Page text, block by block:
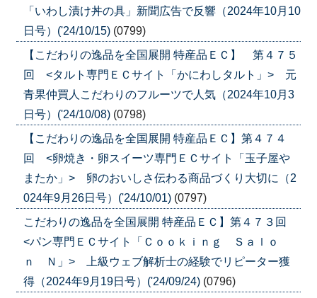
「いわし漬け丼の具」新聞広告で反響（2024年10月10
日号）('24/10/15) (0799)
【こだわりの逸品を全国展開 特産品ＥＣ】 第４７５
回 <タルト専門ＥＣサイト「かにわしタルト」> 元
青果仲買人こだわりのフルーツで人気（2024年10月3
日号）('24/10/08) (0798)
【こだわりの逸品を全国展開 特産品ＥＣ】第４７４
回 <卵焼き・卵スイーツ専門ＥＣサイト「玉子屋や
またか」> 卵のおいしさ伝わる商品づくり大切に（2
024年9月26日号）('24/10/01) (0797)
こだわりの逸品を全国展開 特産品ＥＣ】第４７３回
<パン専門ＥＣサイト「Ｃｏｏｋｉｎｇ Ｓａｌｏ
ｎ Ｎ」> 上級ウェブ解析士の経験でリピーター獲
得（2024年9月19日号）('24/09/24) (0796)